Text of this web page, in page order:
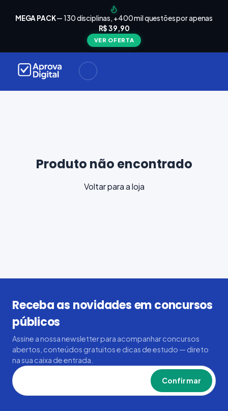
MEGA PACK— 130 disciplinas, +400 mil questões por apenas
R$ 39,90
VER OFERTA
Produto não encontrado
Voltar para a loja
Receba as novidades em concursos
públicos
Assine a nossa newsletter para acompanhar concursos
abertos, conteúdos gratuitos e dicas de estudo — direto
na sua caixa de entrada.
Confirmar
Seu
loja e